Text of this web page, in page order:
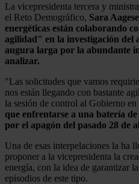
La vicepresidenta tercera y
el Reto Demográfico, Sara
energéticas están colaborando
agilidad" en la investigación del
augura larga por la abundante
analizar.
"Las solicitudes que vamos
nos están llegando con bastante
la sesión de control al Gobierno
que enfrentarse a una batería
por el apagón del pasado 28 de
Una de esas interpelaciones la ha
proponer a la vicepresidenta la
energía, con la idea de garantizar
episodios de este tipo.